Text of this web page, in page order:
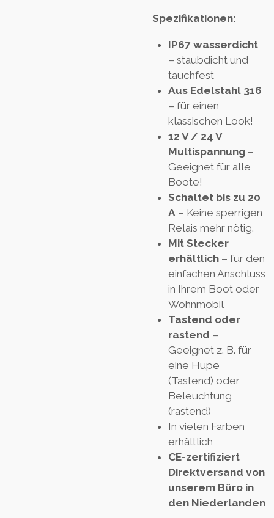
Spezifikationen:
IP67 wasserdicht
– staubdicht und
tauchfest
Aus Edelstahl 316
– für einen
klassischen Look!
12 V / 24 V
Multispannung –
Geeignet für alle
Boote!
Schaltet bis zu 20
A – Keine sperrigen
Relais mehr nötig.
Mit Stecker
erhältlich – für den
einfachen Anschluss
in Ihrem Boot oder
Wohnmobil
Tastend oder
rastend –
Geeignet z. B. für
eine Hupe
(Tastend) oder
Beleuchtung
(rastend)
In vielen Farben
erhältlich
CE-zertifiziert
Direktversand von
unserem Büro in
den Niederlanden